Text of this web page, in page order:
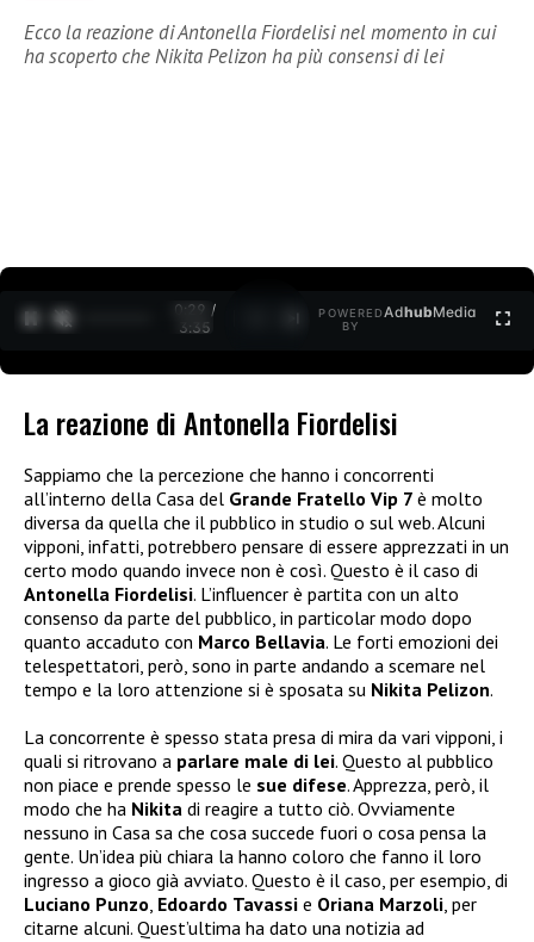
Ecco la reazione di Antonella Fiordelisi nel momento in cui
ha scoperto che Nikita Pelizon ha più consensi di lei
0:30 /
3:35
POWERED
BY
AdhubMedia
La reazione di Antonella Fiordelisi
Sappiamo che la percezione che hanno i concorrenti
all’interno della Casa del Grande Fratello Vip 7 è molto
diversa da quella che il pubblico in studio o sul web. Alcuni
vipponi, infatti, potrebbero pensare di essere apprezzati in un
certo modo quando invece non è così. Questo è il caso di
Antonella Fiordelisi. L’influencer è partita con un alto
consenso da parte del pubblico, in particolar modo dopo
quanto accaduto con Marco Bellavia. Le forti emozioni dei
telespettatori, però, sono in parte andando a scemare nel
tempo e la loro attenzione si è sposata su Nikita Pelizon.
La concorrente è spesso stata presa di mira da vari vipponi, i
quali si ritrovano a parlare male di lei. Questo al pubblico
non piace e prende spesso le sue difese. Apprezza, però, il
modo che ha Nikita di reagire a tutto ciò. Ovviamente
nessuno in Casa sa che cosa succede fuori o cosa pensa la
gente. Un’idea più chiara la hanno coloro che fanno il loro
ingresso a gioco già avviato. Questo è il caso, per esempio, di
Luciano Punzo, Edoardo Tavassi e Oriana Marzoli, per
citarne alcuni. Quest’ultima ha dato una notizia ad